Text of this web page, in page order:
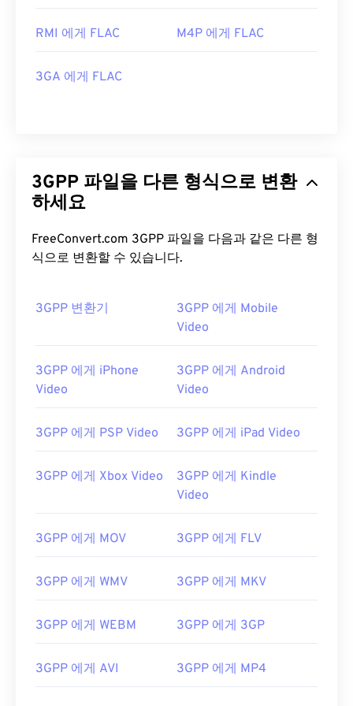
RMI 에게 FLAC M4P 에게 FLAC
3GA 에게 FLAC
3GPP 파일을 다른 형식으로 변환
하세요
FreeConvert.com 3GPP 파일을 다음과 같은 다른 형
식으로 변환할 수 있습니다.
3GPP 변환기
3GPP 에게 Mobile
Video
3GPP 에게 iPhone
Video
3GPP 에게 Android
Video
3GPP 에게 PSP Video 3GPP 에게 iPad Video
3GPP 에게 Xbox Video
3GPP 에게 Kindle
Video
3GPP 에게 MOV 3GPP 에게 FLV
3GPP 에게 WMV 3GPP 에게 MKV
3GPP 에게 WEBM 3GPP 에게 3GP
3GPP 에게 AVI 3GPP 에게 MP4